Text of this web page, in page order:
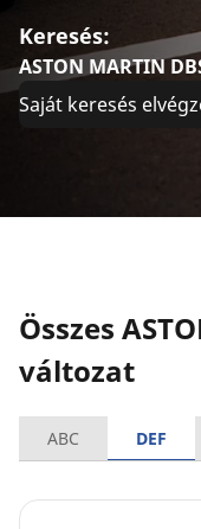
Keresés:
ASTON MARTIN
Saját keresés
Összes
változat
ABC DEF